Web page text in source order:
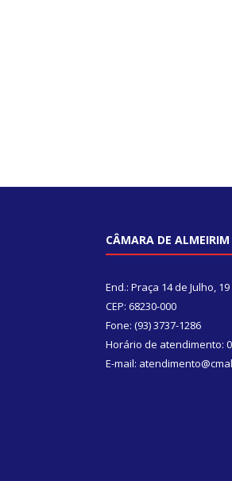
CÂMARA DE ALMEIRIM
End.: Praça 14 de Julho,
CEP: 68230-000
Fone: (93) 3737-1286
Horário de atendimento:
E-mail: